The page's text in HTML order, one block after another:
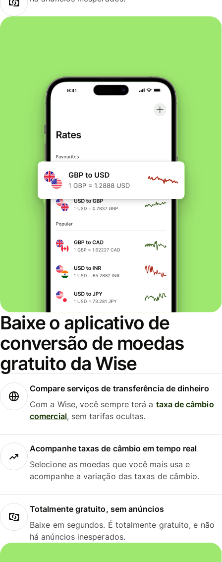
Baixe o aplicativo de
conversão de moedas
gratuito da Wise
Compare serviços de transferência de dinheiro
Com a Wise, você sempre terá a taxa de câmbio
comercial, sem tarifas ocultas.
Acompanhe taxas de câmbio em tempo real
Selecione as moedas que você mais usa e
acompanhe a variação das taxas de câmbio.
Totalmente gratuito, sem anúncios
Baixe em segundos. É totalmente gratuito, e não
há anúncios inesperados.